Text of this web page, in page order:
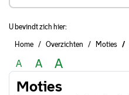
U bevindt zich hier:
Home Overzichten Moties
A A A
Moties